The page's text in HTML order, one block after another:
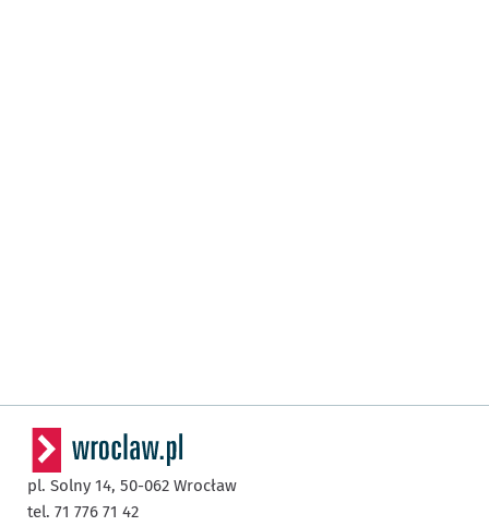
pl. Solny 14, 50-062 Wrocław
tel. 71 776 71 42